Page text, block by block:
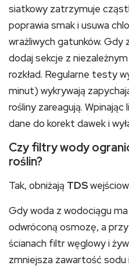
siatkowy zatrzymuje
poprawia smak i usuwa
wrażliwych gatunków. Gdy
dodaj sekcje z
rozkład. Regularne testy
minut) wykrywają
rośliny zareagują.
dane do korekt dawek i
Czy filtry wody
roślin?
Tak, obniżają TDS
Gdy woda z wodociągu
odwróconą osmozę, a
ścianach filtr węglowy i
zmniejsza zawartość sodu